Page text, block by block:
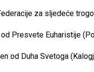
za sljedeće
Presvete Euharistije
od Duha Svetoga